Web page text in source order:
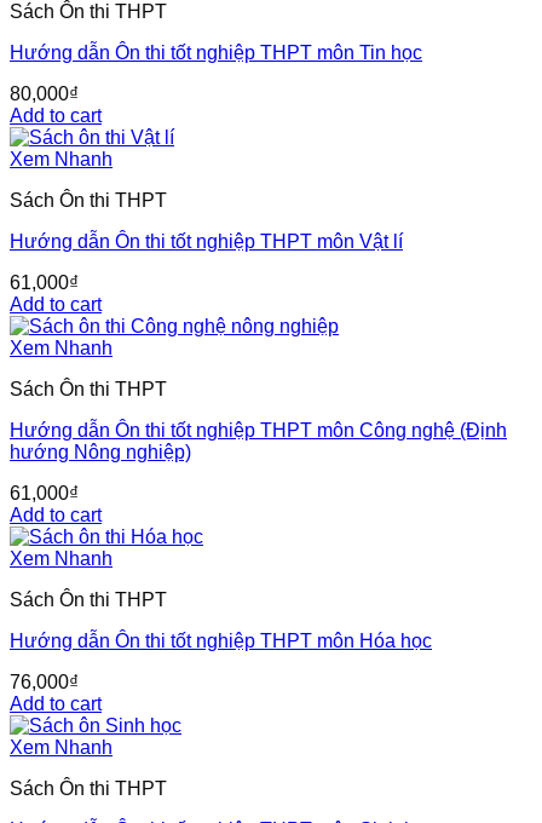
Sách Ôn thi THPT
Hướng dẫn Ôn thi tốt nghiệp THPT môn Tin học
80,000₫
Add to cart
Xem Nhanh
Sách Ôn thi THPT
Hướng dẫn Ôn thi tốt nghiệp THPT môn Vật lí
61,000₫
Add to cart
Xem Nhanh
Sách Ôn thi THPT
Hướng dẫn Ôn thi tốt nghiệp THPT môn Công nghệ (Định
hướng Nông nghiệp)
61,000₫
Add to cart
Xem Nhanh
Sách Ôn thi THPT
Hướng dẫn Ôn thi tốt nghiệp THPT môn Hóa học
76,000₫
Add to cart
Xem Nhanh
Sách Ôn thi THPT